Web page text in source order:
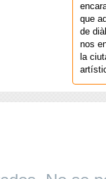
que
de
nos
la